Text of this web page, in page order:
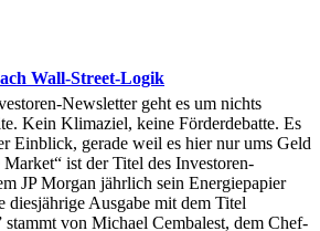
Wall-Street-Logik
Newsletter geht es um nichts
Kein Klimaziel, keine Förderdebatte. Es
Einblick, gerade weil es hier nur ums Geld
Market“ ist der Titel des Investoren-
JP Morgan jährlich sein Energiepapier
Ausgabe mit dem Titel
stammt von Michael Cembalest, dem Chef-